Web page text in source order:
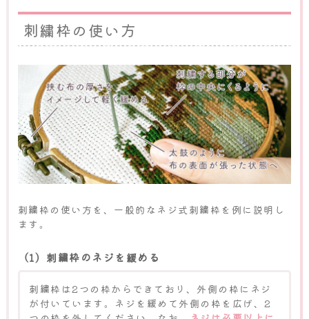
刺繍枠の使い方
刺繍枠の使い方を、一般的なネジ式刺繍枠を例に説明し
ます。
（1）刺繍枠のネジを緩める
刺繍枠は2つの枠からできており、外側の枠にネジ
が付いています。ネジを緩めて外側の枠を広げ、2